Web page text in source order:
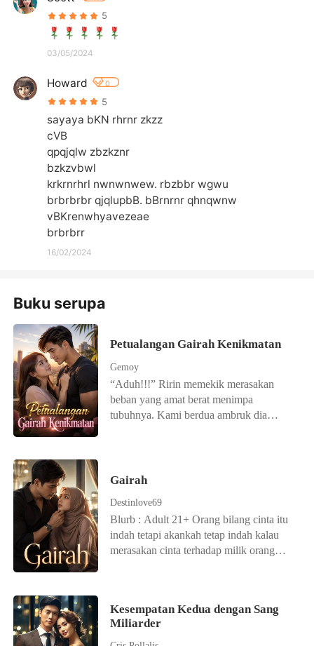
5
03/05/2024
Howard 0
5
sayaya bKN rhrnr zkzz
cVB
qpqjqlw zbzkznr
bzkzvbwl
krkrnrhrl nwnwnwew. rbzbbr wgwu
brbrbrbr qjqlupbB. bBrnrnr qhnqwnw
vBKrenwhyavezeae
brbrbrr
16/02/2024
Buku serupa
Petualangan Gairah Kenikmatan
Gemoy
“Aduh!!!” Ririn memekik merasakan
beban yang amat berat menimpa
tubuhnya. Kami berdua ambruk dia
bertemu, dadanya terasa kenyal
nafasnya memburu, aku merasakan
adikku mengeras di balik celana panjang
ku, tiba-tiba dia mendesah. “Ahhh,
Randy masukin aja!” pekik Ririn.
Gairah
Destinlove69
Blurb : Adult 21+ Orang bilang cinta itu
indah tetapi akankah tetap indah kalau
merasakan cinta terhadap milik orang
Kesempatan Kedua dengan Sang
Miliarder